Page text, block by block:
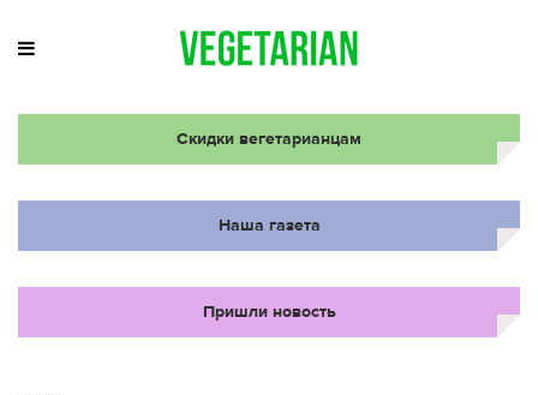
Скидки вегетарианцам
Наша газета
Пришли новость